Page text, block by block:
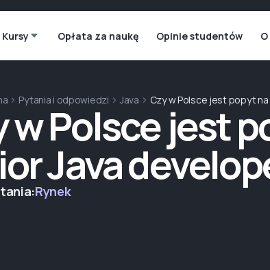
Kursy Opłata za naukę Opinie studentów
Pytania i odpowiedzi Java Czy w Polsce jest popyt
w Polsce jest
Java
Rynek